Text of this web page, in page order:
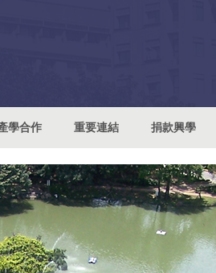
學合作 重要連結 捐款興學